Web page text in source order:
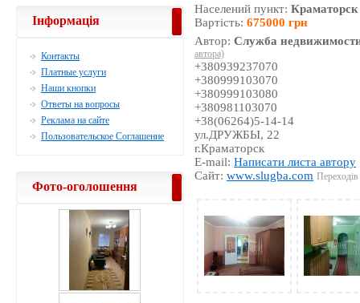
Населений пункт:Краматорск
Вартість:675000 грн
Автор:Служба
автора)
+380939237070
+380999103070
+380999103080
+380981103070
+38(06264)5-14-14
ул.ДРУЖБЫ, 22
г.Краматорск
E-mail:Написати листа автору
Сайт:www.slugba.com
Інформація
Контакты
Платные услуги
Наши кнопки
Ответы на вопросы
Реклама на сайте
Пользовательское Соглашение
Фото-оголошення